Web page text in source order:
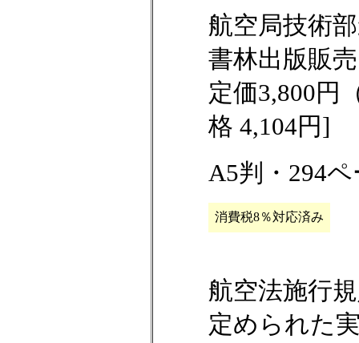
航空局技術
書林出版販売
定価3,800円
格 4,104円]
A5判・294
消費税8％対応済み
航空法施行
定められた